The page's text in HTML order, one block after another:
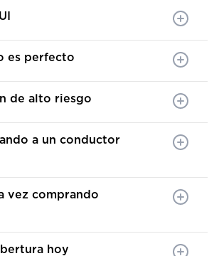
es perfecto
de alto riesgo
a un conductor
vez comprando
hoy